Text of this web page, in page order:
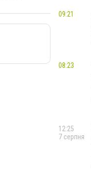
09:21
08:23
12:25
7 серпня